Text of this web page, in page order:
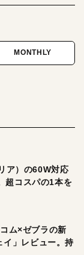
MONTHLY
ア）の60W対応
超コスパの1本を
ム×ゼブラの新
イ」レビュー。持